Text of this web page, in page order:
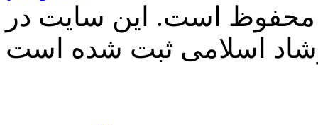
محفوظ است. این سایت در
اسلامی ثبت شده است